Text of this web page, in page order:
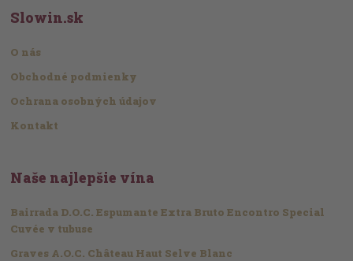
Slowin.sk
O nás
Obchodné podmienky
Ochrana osobných údajov
Kontakt
Naše najlepšie vína
Bairrada D.O.C. Espumante Extra Bruto Encontro Special
Cuvée v tubuse
Graves A.O.C. Château Haut Selve Blanc